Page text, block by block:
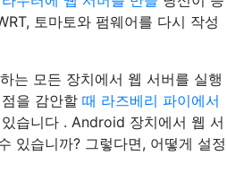
토마토와 펌웨어를 다시 작성
는 모든 장치에서 웹 서버를 실행
을 감안할 때 라즈베리 파이에서
습니다 . Android 장치에서 웹 서
있습니까? 그렇다면, 어떻게 설정